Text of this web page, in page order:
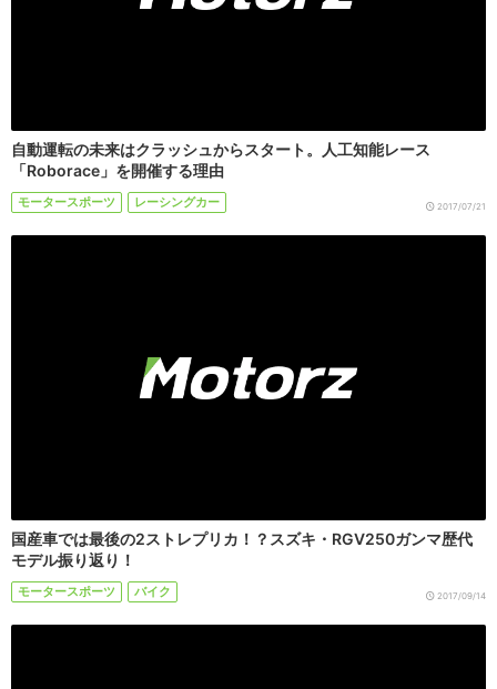
自動運転の未来はクラッシュからスタート。人工知能レース
「Roborace」を開催する理由
モータースポーツ レーシングカー 2017/07/21
国産車では最後の2ストレプリカ！？スズキ・RGV250ガンマ歴代
モデル振り返り！
モータースポーツ バイク 2017/09/14